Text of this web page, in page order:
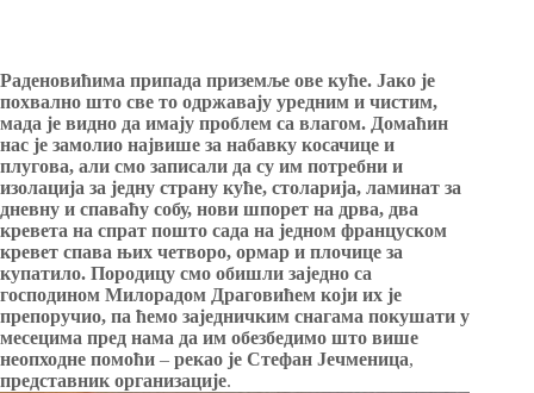
Раденовићима припада приземље ове куће. Јако је
похвално што све то одржавају уредним и чистим,
мада је видно да имају проблем са влагом. Домаћин
нас је замолио највише за набавку косачице и
плугова, али смо записали да су им потребни и
изолација за једну страну куће, столарија, ламинат за
дневну и спаваћу собу, нови шпорет на дрва, два
кревета на спрат пошто сада на једном француском
кревет спава њих четворо, ормар и плочице за
купатило. Породицу смо обишли заједно са
господином Милорадом Драговићем који их је
препоручио, па ћемо заједничким снагама покушати у
месецима пред нама да им обезбедимо што више
неопходне помоћи – рекао је Стефан Јечменица,
представник организације.